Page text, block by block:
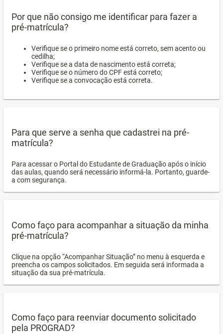
Por que não consigo me identificar para fazer a
pré-matrícula?
Verifique se o primeiro nome está correto, sem acento ou
cedilha;
Verifique se a data de nascimento está correta;
Verifique se o número do CPF está correto;
Verifique se a convocação está correta.
Para que serve a senha que cadastrei na pré-
matrícula?
Para acessar o Portal do Estudante de Graduação após o início
das aulas, quando será necessário informá-la. Portanto, guarde-
a com segurança.
Como faço para acompanhar a situação da minha
pré-matrícula?
Clique na opção “Acompanhar Situação” no menu à esquerda e
preencha os campos solicitados. Em seguida será informada a
situação da sua pré-matrícula.
Como faço para reenviar documento solicitado
pela PROGRAD?